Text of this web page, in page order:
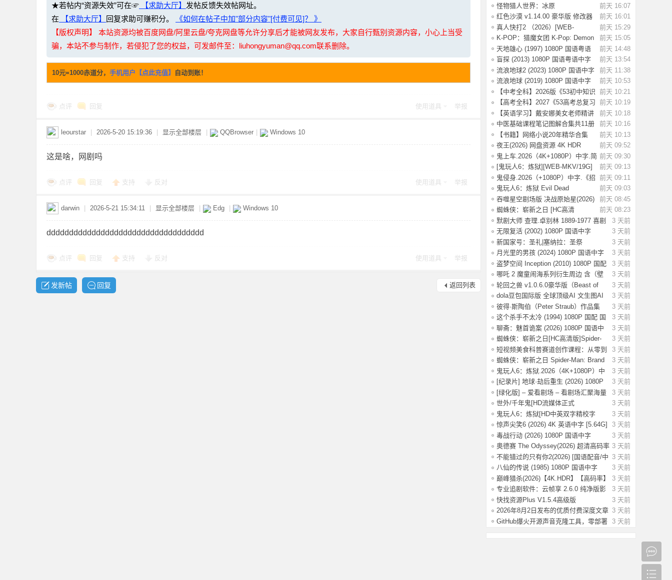
★若帖内“资源失效”可在☞ 【求助大厅】 发帖反馈失效帖网址。
在 【求助大厅】 回复求助可赚积分。
《如何在帖子中加"部分内容"[付费可见]？ 》
【版权声明】 本站资源均被百度网盘/阿里云盘/夸克网盘等允许分享后才能被网友发布，大家自行甄别资源内容，小心上当受
骗，本站不参与制作，若侵犯了您的权益，可发邮件至：liuhongyuman@qq.com联系删除。
10元=1000赤道分， 手机用户【点此充值】 自动到账！
点评 回复 使用道具 举报
leourstar 2026-5-20 15:19:36 显示全部楼层 QQBrowser Windows 10
这是啥，网剧吗
点评 回复 支持 反对 使用道具 举报
darwin 2026-5-21 15:34:11 显示全部楼层 Edg Windows 10
ddddddddddddddddddddddddddddddddddd
点评 回复 支持 反对 使用道具 举报
返回列表
发新帖 回复
v5.1.3
前天 16:07
怪物猎人世界：冰原
Build.15539686 全DLC
前天 16:01
红色沙漠 v1.14.00 豪华版 修改器
（Crimson
前天 15:29
真人快打2 （2026）[WEB-
MKV/124G][英语中
前天 15:05
K-POP：猎魔女团 K-Pop: Demon
Hunters(202
前天 14:48
天地雄心 (1997) 1080P 国语粤语
中字 [3.17
前天 13:54
盲探 (2013) 1080P 国语粤语中字
[3.64G]
前天 11:38
流浪地球2 (2023) 1080P 国语中字
[2.8G]
前天 10:53
流浪地球 (2019) 1080P 国语中字
[3.54G]
前天 10:21
【中考全科】2026版《53初中知识
清单》9科
前天 10:19
【高考全科】2027《53高考总复习
A版》9科全
前天 10:18
【英语学习】戴安娜美女老师精讲
《新概念英
前天 10:16
中医基础课程笔记图解合集共11册
前天 10:13
【书籍】网络小说20年精华合集
（都市、悬疑
前天 09:52
夜王(2026) 网盘资源 4K HDR
【6.2G] 国语/
前天 09:30
鬼上车.2026（4K+1080P）中字.简
单直白.生
前天 09:13
[鬼玩人6：炼狱][WEB-MKV/19G]
[英语/中文字
前天 09:11
鬼侵身.2026（+1080P）中字.《招
魂》特效团
前天 09:03
鬼玩人6：炼狱 Evil Dead
Burn(2026) [4K S
前天 08:45
吞噬星空剧场版 决战原始星(2026)
【4K.SDR
前天 08:23
蜘蛛侠：崭新之日 [HC高清
版]Spider-Man: B
3 天前
默剧大师 查理.卓别林 1889-1977 喜剧
电影
3 天前
无限复活 (2002) 1080P 国语中字
[3.29G]
3 天前
新国家号：圣礼|塞纳拉：圣祭
Build.244719
3 天前
月光里的男孩 (2024) 1080P 国语中字
[1.28
3 天前
盗梦空间 Inception (2010) 1080P 国配
国
3 天前
哪吒 2 魔童闹海系列衍生周边 含（壁
纸，海
3 天前
轮回之兽 v1.0.6.0豪华版（Beast of
Reinca
3 天前
dola豆包国际版 全球顶级AI 文生图AI
视频
3 天前
彼得·斯陶伯（Peter Straub）作品集
3 天前
这个杀手不太冷 (1994) 1080P 国配 国
语英
3 天前
聊斋：魅首诡案 (2026) 1080P 国语中
字 [1G
3 天前
蜘蛛侠：崭新之日[HC高清版]Spider-
Man.Bra
3 天前
短视频美食科普赛道创作课程：从零到
变现运
3 天前
蜘蛛侠：崭新之日 Spider-Man: Brand
New D
3 天前
鬼玩人6：炼狱.2026（4K+1080P）中
字.附系
3 天前
[纪录片] 地球·劫后重生 (2026) 1080P
英
3 天前
[绿化版] – 爱看剧场 – 看剧场汇聚海量
影
3 天前
世外/千年鬼[HD流媒体正式
版]Another.World
3 天前
鬼玩人6：炼狱[HD中英双字精校字
幕]Evil De
3 天前
惊声尖笑6 (2026) 4K 英语中字 [5.64G]
3 天前
毒战行动 (2026) 1080P 国语中字
[1.14G]
3 天前
奥德赛 The Odyssey(2026) 超清高码率
4K H
3 天前
不能错过的只有你2(2026) [国语配音/中
文字
3 天前
八仙的传说 (1985) 1080P 国语中字
[3.79G]
3 天前
巅峰猎杀(2026)【4K.HDR】【高码率】
【内封
3 天前
专业追剧软件：云帧享 2.6.0 纯净版影
视资
3 天前
快找资源Plus V1.5.4高级版
3 天前
2026年8月2日发布的优质付费深度文章
合集【
3 天前
GitHub爆火开源声音克隆工具，零部署